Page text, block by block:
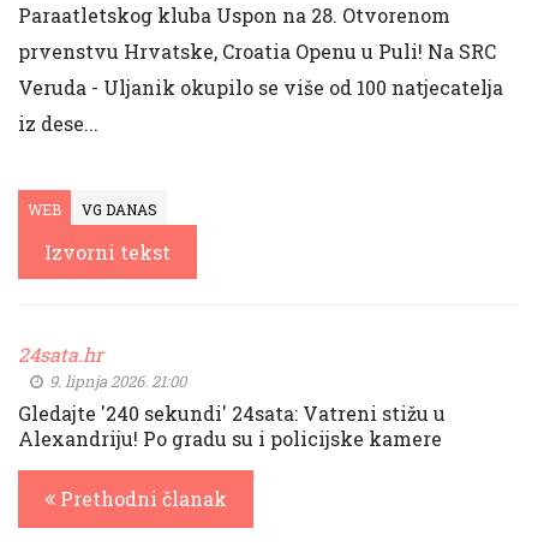
Paraatletskog kluba Uspon na 28. Otvorenom
prvenstvu Hrvatske, Croatia Openu u Puli! Na SRC
Veruda - Uljanik okupilo se više od 100 natjecatelja
iz dese...
WEB VG DANAS
Izvorni tekst
24sata.hr
9. lipnja 2026. 21:00
Gledajte '240 sekundi' 24sata: Vatreni stižu u
Alexandriju! Po gradu su i policijske kamere
Prethodni članak